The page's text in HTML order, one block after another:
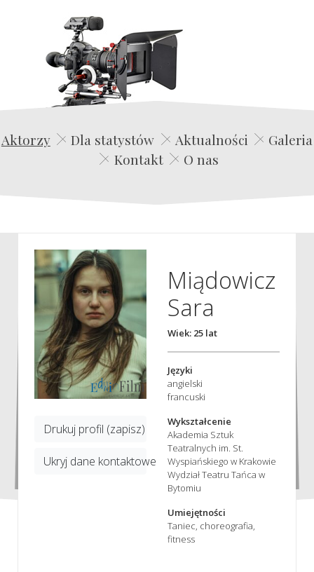
Edwin Film Agencja Aktorska
Aktorzy Dla statystów Aktualności
Galeria
Kontakt
O nas
Drukuj profil (zapisz)
Ukryj dane kontaktowe
Miądowicz
Sara
Wiek: 25 lat
Języki
angielski
francuski
Wykształcenie
Akademia Sztuk
Teatralnych im. St.
Wyspiańskiego w Krakowie
Wydział Teatru Tańca w
Bytomiu
Umiejętności
Taniec, choreografia,
fitness